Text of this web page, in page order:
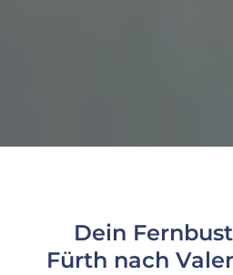
Dein
Fürth nach